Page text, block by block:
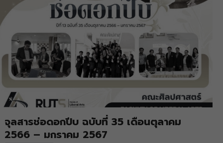
จุลสารช่อดอกปีบ ฉบับที่ 35 เดือนตุลาคม
2566 – มกราคม 2567